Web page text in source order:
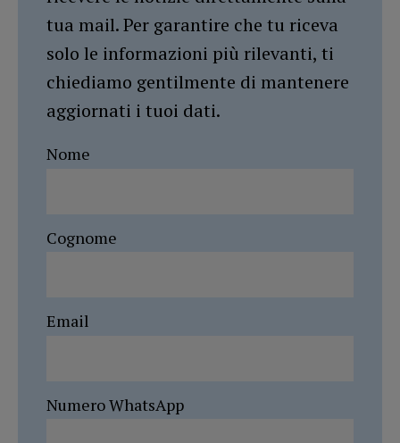
tua mail. Per garantire che tu riceva
solo le informazioni più rilevanti, ti
chiediamo gentilmente di mantenere
aggiornati i tuoi dati.
Nome
Cognome
Email
Numero WhatsApp